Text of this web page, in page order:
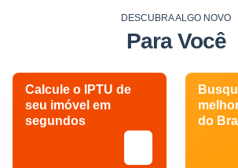
DESCUBRA ALGO NOVO
Para Você
Calcule o IPTU de
seu imóvel em
segundos
do